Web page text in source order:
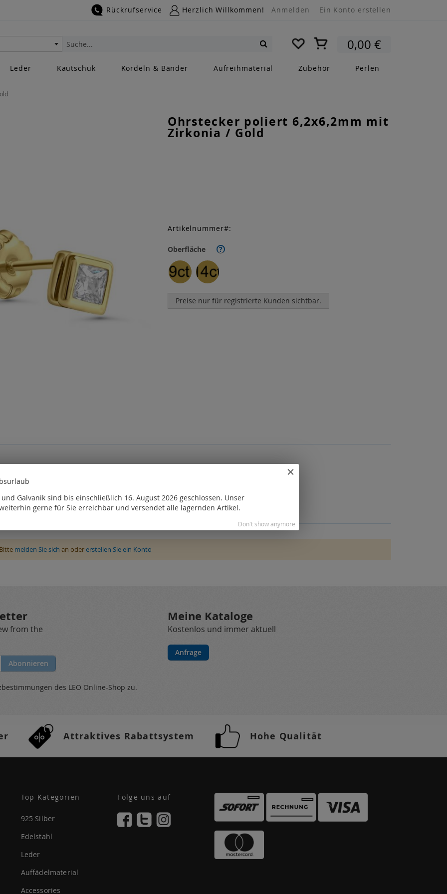
Rückrufservice Herzlich Willkommen! Anmelden Ein Konto erstellen
Mein Warenkorb
0,00 €
Suche
Leder Kautschuk Kordeln & Bänder Aufreihmaterial Zubehör Perlen
Ohrstecker poliert 6,2x6,2mm mit
Zirkonia / Gold
Oberfläche ?
Preise nur für registrierte Kunden sichtbar.
Artikelnummer
melden Sie sich an odererstellen Sie ein Konto
from the
Abonnieren
Meine Kataloge
Kostenlos und immer aktuell
Anfrage
des LEO Online-Shop zu.
Attraktives Rabattsystem Hohe Qualität
Top Kategorien
925 Silber
Edelstahl
Leder
Auffädelmaterial
Accessories
Folge uns auf
Galvanik sind bis einschließlich 16. August 2026 geschlossen. Unser
gerne für Sie erreichbar und versendet alle lagernden Artikel.
Don't show anymore